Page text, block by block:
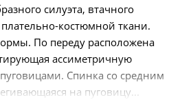
силуэта, втачного
костюмной ткани.
По переду расположена
ассиметричную
Спинка со средним
на пуговицу...